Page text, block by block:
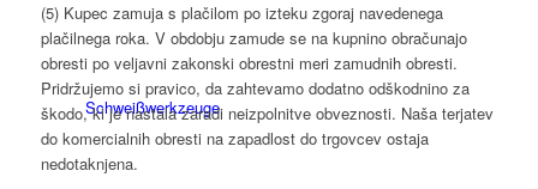
Schweiß­werk­zeuge
(5) Kupec zamuja s plačilom po izteku zgoraj navedenega
plačilnega roka. V obdobju zamude se na kupnino obračunajo
obresti po veljavni zakonski obrestni meri zamudnih obresti.
Pridržujemo si pravico, da zahtevamo dodatno odškodnino za
škodo, ki je nastala zaradi neizpolnitve obveznosti. Naša terjatev
do komercialnih obresti na zapadlost do trgovcev ostaja
nedotaknjena.